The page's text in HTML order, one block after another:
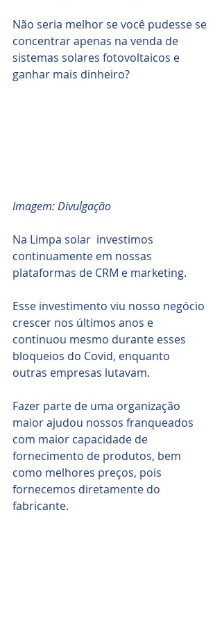
Não seria melhor se você pudesse se
concentrar apenas na venda de
sistemas solares fotovoltaicos e
ganhar mais dinheiro?
Imagem: Divulgação
Na Limpa solar  investimos
continuamente em nossas
plataformas de CRM e marketing.
Esse investimento viu nosso negócio
crescer nos últimos anos e
continuou mesmo durante esses
bloqueios do Covid, enquanto
outras empresas lutavam.
Fazer parte de uma organização
maior ajudou nossos franqueados
com maior capacidade de
fornecimento de produtos, bem
como melhores preços, pois
fornecemos diretamente do
fabricante.